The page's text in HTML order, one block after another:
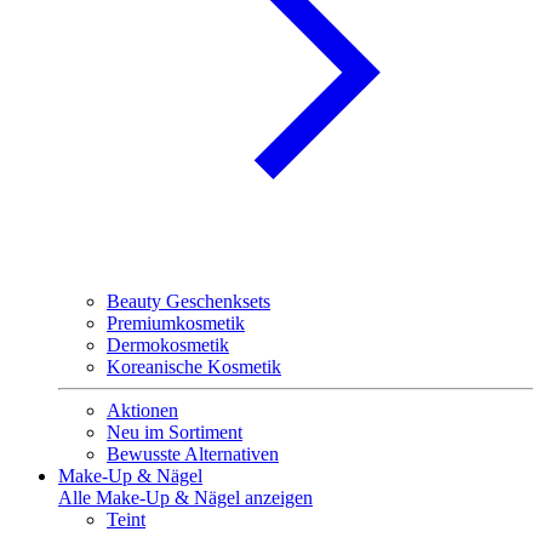
Beauty Geschenksets
Premiumkosmetik
Dermokosmetik
Koreanische Kosmetik
Aktionen
Neu im Sortiment
Bewusste Alternativen
Make-Up & Nägel
Alle Make-Up & Nägel anzeigen
Teint